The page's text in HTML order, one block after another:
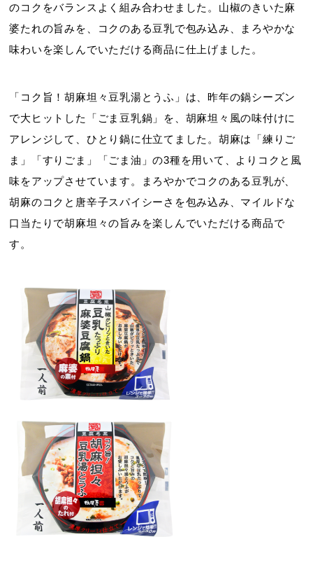
のコクをバランスよく組み合わせました。山椒のきいた麻
婆たれの旨みを、コクのある豆乳で包み込み、まろやかな
味わいを楽しんでいただける商品に仕上げました。
「コク旨！胡麻坦々豆乳湯とうふ」は、昨年の鍋シーズン
で大ヒットした「ごま豆乳鍋」を、胡麻坦々風の味付けに
アレンジして、ひとり鍋に仕立てました。胡麻は「練りご
ま」「すりごま」「ごま油」の3種を用いて、よりコクと風
味をアップさせています。まろやかでコクのある豆乳が、
胡麻のコクと唐辛子スパイシーさを包み込み、マイルドな
口当たりで胡麻坦々の旨みを楽しんでいただける商品で
す。